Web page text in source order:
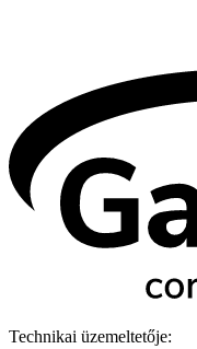
Technikai üzemeltetője: